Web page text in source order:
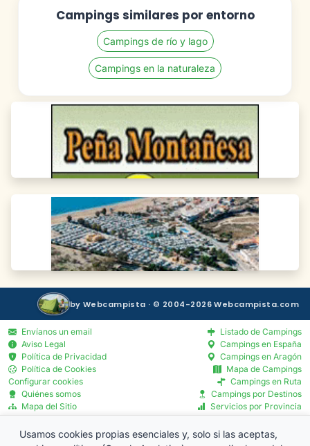
Campings similares por entorno
Campings de río y lago
Campings en la naturaleza
by Webcampista · © 2004-2026 Webcampista.com
Envíanos un email
Aviso Legal
Política de Privacidad
Política de Cookies
Configurar cookies
Quiénes somos
Mapa del Sitio
Blog
Menú Profesionales
Listado de Campings
Campings en España
Campings en Aragón
Mapa de Campings
Campings en Ruta
Campings por Destinos
Servicios por Provincia
Usamos cookies propias esenciales y, solo si las aceptas,